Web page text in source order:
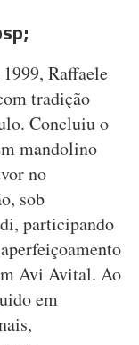
Raffaele
tradição
Concluiu o
mandolino
no
sob
participando
Avi Avital. Ao
em